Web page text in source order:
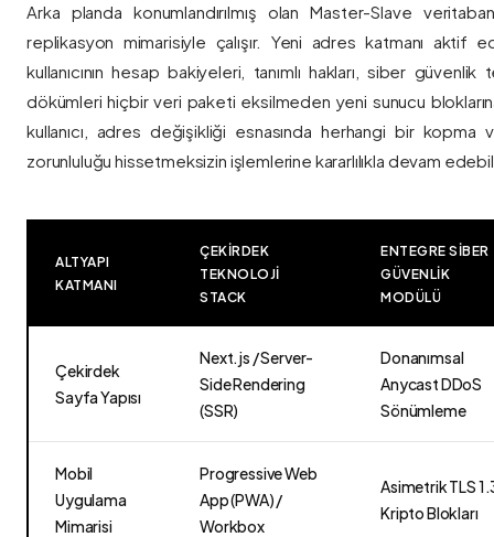
Arka planda konumlandırılmış olan Master-Slave
replikasyon mimarisiyle çalışır. Yeni adres katmanı aktif
kullanıcının hesap bakiyeleri, tanımlı hakları, siber
dökümleri hiçbir veri paketi eksilmeden yeni sunucu
kullanıcı, adres değişikliği esnasında herhangi bir
zorunluluğu hissetmeksizin işlemlerine kararlılıkla devam
ALTYAPI
KATMANI
ÇEKIRDEK
TEKNOLOJI
STACK
ENTEGRE SIBER
GÜVENLIK
MODÜLÜ
Çekirdek
Sayfa Yapısı
Next.js / Server-
Side Rendering
(SSR)
Donanımsal
Anycast DDoS
Sönümleme
Mobil
Uygulama
Mimarisi
Progressive Web
App (PWA) /
Workbox
Asimetrik TLS
Kripto Blokları